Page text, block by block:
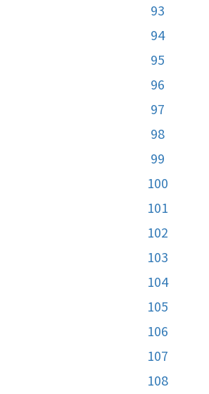
93
94
95
96
97
98
99
100
101
102
103
104
105
106
107
108